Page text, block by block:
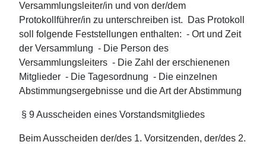
Versammlungsleiter/in und von der/dem
Protokollführer/in zu unterschreiben ist. Das Protokoll
soll folgende Feststellungen enthalten: - Ort und Zeit
der Versammlung - Die Person des
Versammlungsleiters - Die Zahl der erschienenen
Mitglieder - Die Tagesordnung - Die einzelnen
Abstimmungsergebnisse und die Art der Abstimmung
§ 9 Ausscheiden eines Vorstandsmitgliedes
Beim Ausscheiden der/des 1. Vorsitzenden, der/des 2.